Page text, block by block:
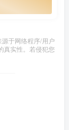
于网络程序/用户
真实性。若侵犯您